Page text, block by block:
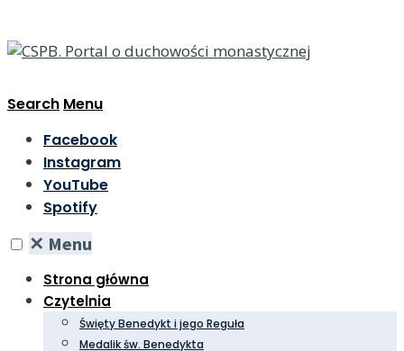
Search Menu
Facebook
Instagram
YouTube
Spotify
✕ Menu
Strona główna
Czytelnia
Święty Benedykt i jego Reguła
Medalik św. Benedykta